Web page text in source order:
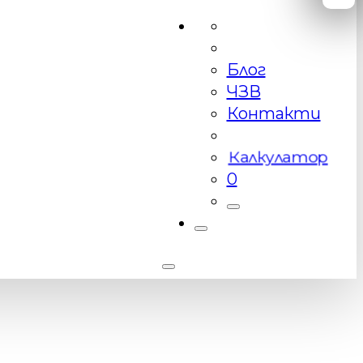
Блог
ЧЗВ
Контакти
Калкулатор
0